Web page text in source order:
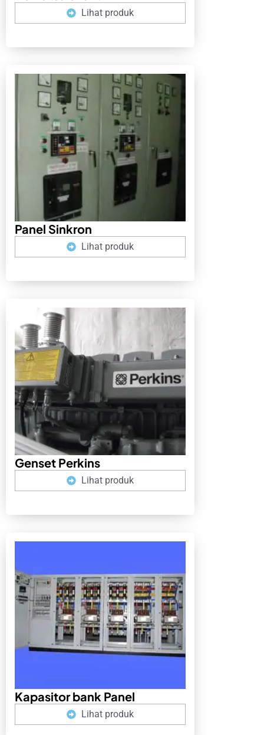
Lihat produk
Panel Sinkron
Lihat produk
Genset Perkins
Lihat produk
Kapasitor bank Panel
Lihat produk